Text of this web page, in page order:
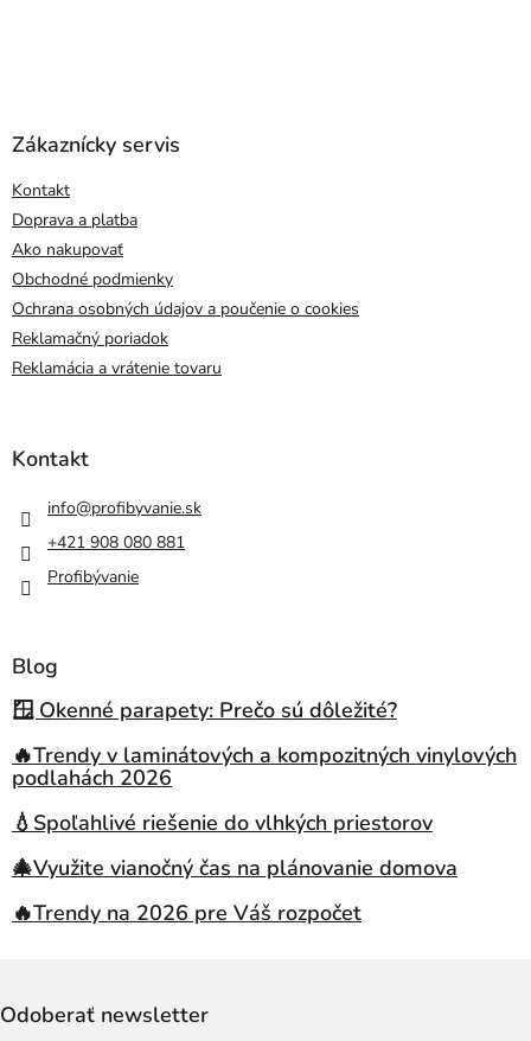
Zákaznícky servis
Kontakt
Doprava a platba
Ako nakupovať
Obchodné podmienky
Ochrana osobných údajov a poučenie o cookies
Reklamačný poriadok
Reklamácia a vrátenie tovaru
Kontakt
info@profibyvanie.sk
+421 908 080 881
Profibývanie
Blog
🪟 Okenné parapety: Prečo sú dôležité?
🔥Trendy v laminátových a kompozitných vinylových
podlahách 2026
💧Spoľahlivé riešenie do vlhkých priestorov
🎄Využite vianočný čas na plánovanie domova
🔥Trendy na 2026 pre Váš rozpočet
Odoberať newsletter